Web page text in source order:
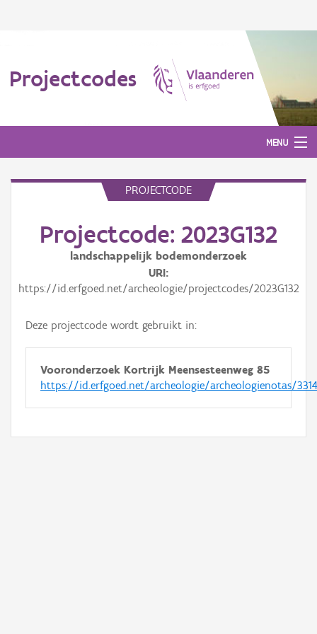
Projectcodes
MENU
PROJECTCODE
Projectcode: 2023G132
landschappelijk bodemonderzoek
URI
https://id.erfgoed.net/archeologie/projectcodes/2023G132
Deze projectcode wordt gebruikt in:
Vooronderzoek Kortrijk Meensesteenweg 85
https://id.erfgoed.net/archeologie/archeologienotas/